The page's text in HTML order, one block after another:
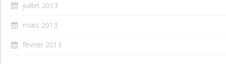
juillet 2013
mars 2013
février 2013